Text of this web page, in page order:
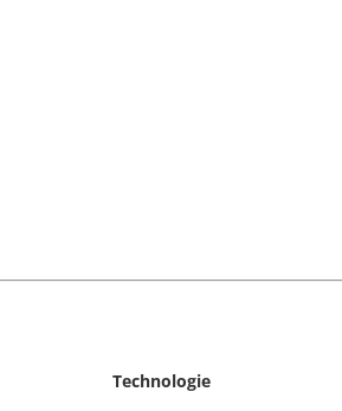
Technologie